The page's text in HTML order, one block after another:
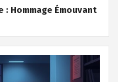
Hommage Émouvant